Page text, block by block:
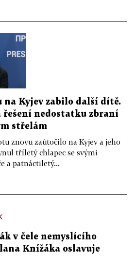
na Kyjev zabilo další dítě.
řešení nedostatku zbraní
střelám
znovu zaútočilo na Kyjev a jeho
tříletý chlapec se svými
a patnáctiletý...
v čele nemyslícího
Knížáka oslavuje